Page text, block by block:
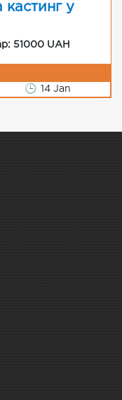
у
51000 UAH
🕒 14 Jan